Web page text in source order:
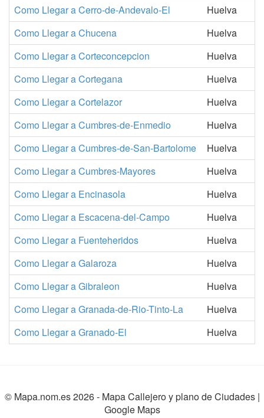
Como Llegar a Cerro-de-Andevalo-El
Huelva
Como Llegar a Chucena
Huelva
Como Llegar a Corteconcepcion
Huelva
Como Llegar a Cortegana
Huelva
Como Llegar a Cortelazor
Huelva
Como Llegar a Cumbres-de-Enmedio
Huelva
Como Llegar a Cumbres-de-San-Bartolome
Huelva
Como Llegar a Cumbres-Mayores
Huelva
Como Llegar a Encinasola
Huelva
Como Llegar a Escacena-del-Campo
Huelva
Como Llegar a Fuenteheridos
Huelva
Como Llegar a Galaroza
Huelva
Como Llegar a Gibraleon
Huelva
Como Llegar a Granada-de-Rio-Tinto-La
Huelva
Como Llegar a Granado-El
Huelva
© Mapa.nom.es 2026 - Mapa Callejero y plano de Ciudades|
Google Maps